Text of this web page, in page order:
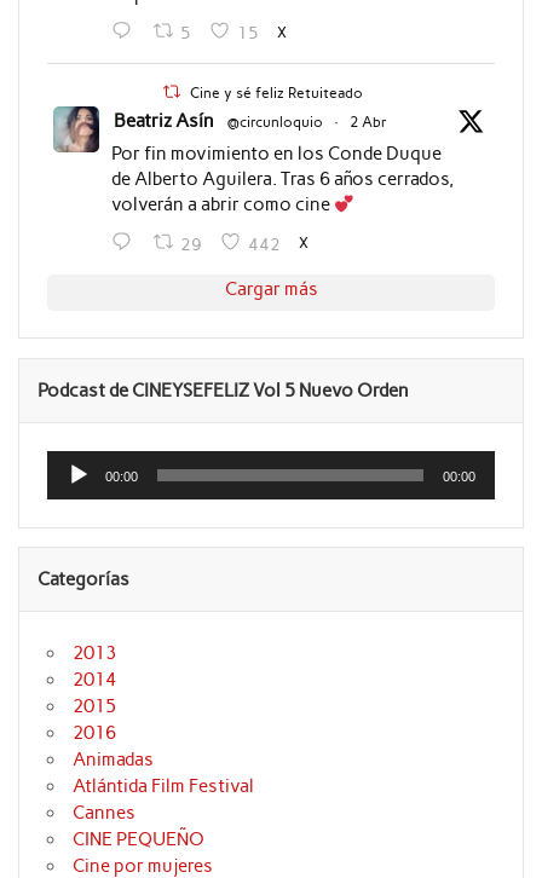
5 15 X
Cine y sé feliz Retuiteado
Beatriz Asín @circunloquio · 2 Abr
Por fin movimiento en los Conde Duque
de Alberto Aguilera. Tras 6 años cerrados,
volverán a abrir como cine
29 442 X
Cargar más
Podcast de CINEYSEFELIZ Vol 5 Nuevo Orden
Reproductor
audio
00:00 00:00
Categorías
2013
2014
2015
2016
Animadas
Atlántida Film Festival
Cannes
CINE PEQUEÑO
Cine por mujeres